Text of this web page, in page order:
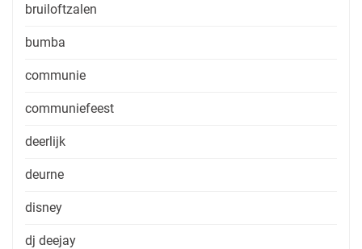
bruiloftzalen
bumba
communie
communiefeest
deerlijk
deurne
disney
dj deejay